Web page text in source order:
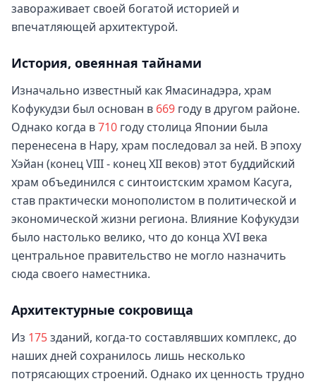
завораживает своей богатой историей и
впечатляющей архитектурой.
История, овеянная тайнами
Изначально известный как Ямасинадэра, храм
Кофукудзи был основан в 669 году в другом районе.
Однако когда в710 году столица Японии была
перенесена в Нару, храм последовал за ней. В эпоху
Хэйан (конец VIII - конец XII веков) этот буддийский
храм объединился с синтоистским храмом Касуга,
став практически монополистом в политической и
экономической жизни региона. Влияние Кофукудзи
было настолько велико, что до конца XVI века
центральное правительство не могло назначить
сюда своего наместника.
Архитектурные сокровища
Из 175зданий, когда-то составлявших комплекс, до
наших дней сохранилось лишь несколько
потрясающих строений. Однако их ценность трудно